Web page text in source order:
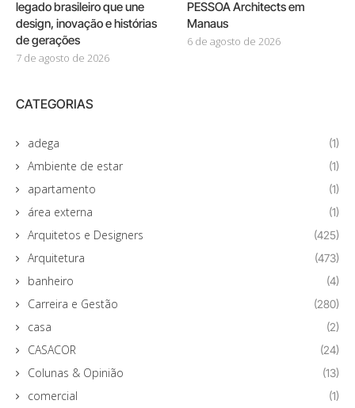
legado brasileiro que une
design, inovação e histórias
de gerações
7 de agosto de 2026
PESSOA Architects em
Manaus
6 de agosto de 2026
CATEGORIAS
adega (1)
Ambiente de estar (1)
apartamento (1)
área externa (1)
Arquitetos e Designers (425)
Arquitetura (473)
banheiro (4)
Carreira e Gestão (280)
casa (2)
CASACOR (24)
Colunas & Opinião (13)
comercial (1)